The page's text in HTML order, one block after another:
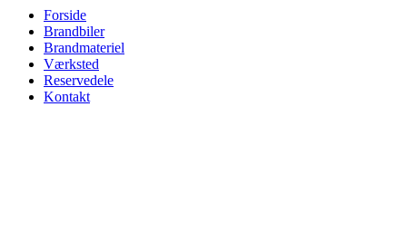
Forside
Brandbiler
Brandmateriel
Værksted
Reservedele
Kontakt